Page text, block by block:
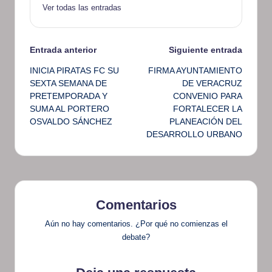
Ver todas las entradas
Navegación
de
entradas
Entrada anterior
INICIA PIRATAS FC SU
SEXTA SEMANA DE
PRETEMPORADA Y
SUMA AL PORTERO
OSVALDO SÁNCHEZ
Siguiente entrada
FIRMA AYUNTAMIENTO
DE VERACRUZ
CONVENIO PARA
FORTALECER LA
PLANEACIÓN DEL
DESARROLLO URBANO
Comentarios
Aún no hay comentarios. ¿Por qué no comienzas el
debate?